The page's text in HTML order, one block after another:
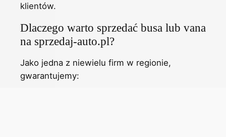
klientów.
Dlaczego warto sprzedać busa lub vana
na sprzedaj-auto.pl?
Jako jedna z niewielu firm w regionie,
gwarantujemy: